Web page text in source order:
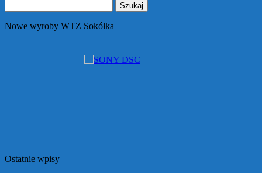
Nowe wyroby WTZ Sokółka
Ostatnie wpisy